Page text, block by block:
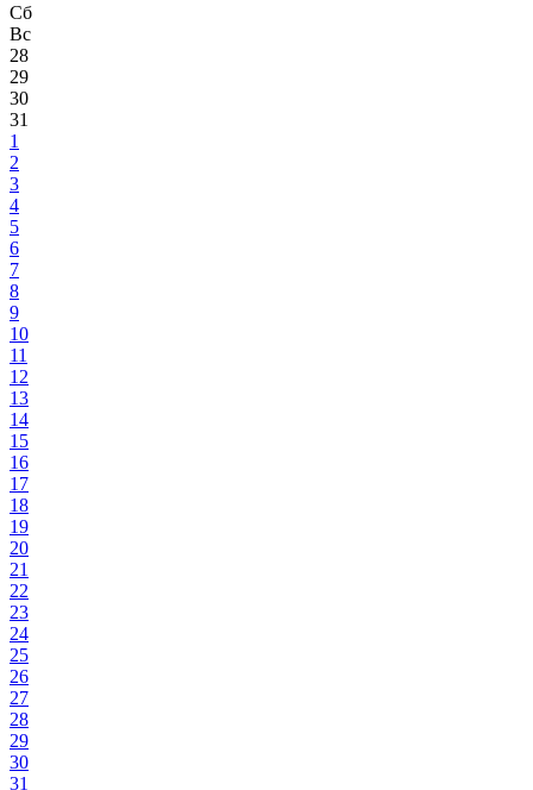
Сб
Вс
28
29
30
31
1
2
3
4
5
6
7
8
9
10
11
12
13
14
15
16
17
18
19
20
21
22
23
24
25
26
27
28
29
30
31